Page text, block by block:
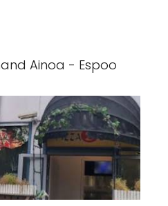
Ainoa - Espoo